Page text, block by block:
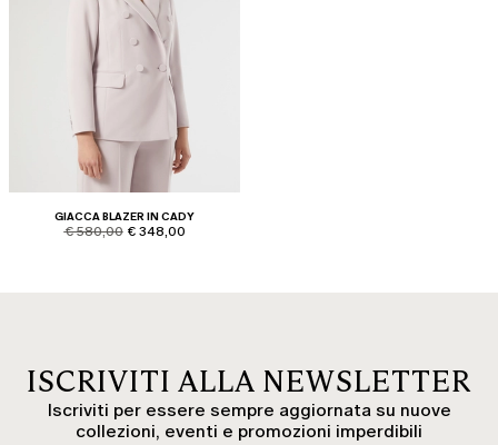
GIACCA BLAZER IN CADY
product.price.original
€ 580,00 product.price.sale
€ 348,00
ISCRIVITI ALLA NEWSLETTER
Iscriviti per essere sempre aggiornata su nuove
collezioni, eventi e promozioni imperdibili